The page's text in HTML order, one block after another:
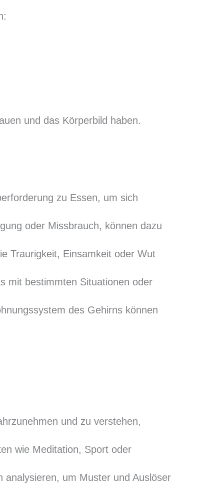
und das Körperbild haben.
zu Essen, um sich
oder Missbrauch, können dazu
Traurigkeit, Einsamkeit oder Wut
mit bestimmten Situationen oder
des Gehirns können
und zu verstehen,
wie Meditation, Sport oder
analysieren, um Muster und Auslöser